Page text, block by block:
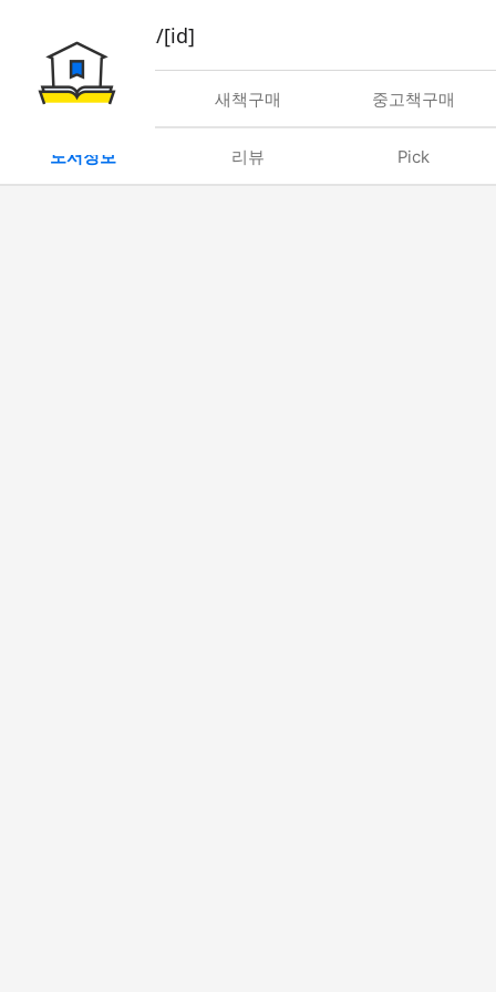
book/rent/[id]
대여 새책구매 중고책구매
도서정보 리뷰 Pick